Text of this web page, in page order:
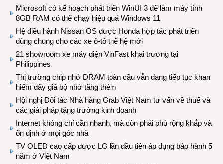
Microsoft có kế hoạch phát triển WinUI 3 để làm máy tính
8GB RAM có thể chạy hiệu quả Windows 11
Hệ điều hành Nissan OS được Honda hợp tác phát triển
dùng chung cho các xe ô-tô thế hệ mới
21 showroom xe máy điện VinFast khai trương tại
Philippines
Thị trường chip nhớ DRAM toàn cầu vẫn đang tiếp tục khan
hiếm đẩy giá bộ nhớ tăng thêm
Hội nghị Đối tác Nhà hàng Grab Việt Nam tư vấn về thuế và
các giải pháp tăng trưởng kinh doanh
Internet không chỉ cần nhanh, mà còn phải phủ rộng khắp và
ổn định ở mọi góc nhà
TV OLED cao cấp được LG lần đầu tiên áp dụng bảo hành 5
năm ở Việt Nam